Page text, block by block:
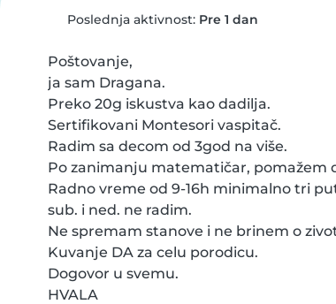
Poslednja aktivnost: Pre 1 dan
Poštovanje,
ja sam Dragana.
Preko 20g iskustva kao dadilja.
Sertifikovani Montesori vaspitač.
Radim sa decom od 3god na više.
Po zanimanju matematičar, pomažem
Radno vreme od 9-16h minimalno tri
sub. i ned. ne radim.
Ne spremam stanove i ne brinem o
Kuvanje DA za celu porodicu.
Dogovor u svemu.
HVALA